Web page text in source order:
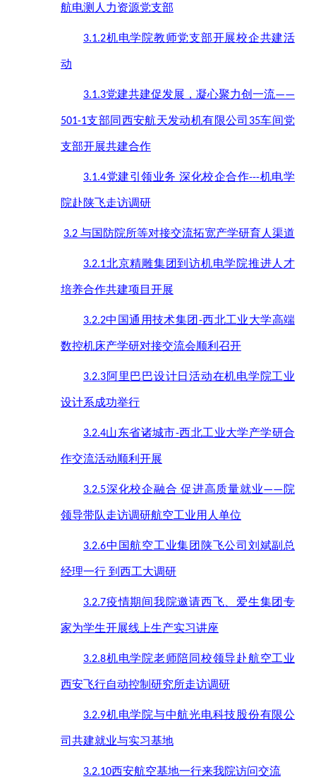
航电测人力资源党支部
3.1.2机电学院教师党支部开展校企共建活
动
3.1.3党建共建促发展，凝心聚力创一流——
501-1支部同西安航天发动机有限公司 35车间党
支部开展共建合作
3.1.4党建引领业务 深化校企合作---机电学
院赴陕飞走访调研
3.2 与国防院所等对接交流拓宽产学研育人渠道
3.2.1北京精雕集团到访机电学院推进人才
培养合作共建项目开展
3.2.2中国通用技术集团 -西北工业大学高端
数控机床产学研对接交流会顺利召开
3.2.3阿里巴巴设计日活动在机电学院工业
设计系成功举行
3.2.4山东省诸城市-西北工业大学产学研合
作交流活动顺利开展
3.2.5深化校企融合 促进高质量就业——院
领导带队走访调研航空工业用人单位
3.2.6中国航空工业集团陕飞公司刘斌副总
经理一行 到西工大调研
3.2.7疫情期间我院邀请西飞、爱生集团专
家为学生开展线上生产实习讲座
3.2.8机电学院老师陪同校领导赴航空工业
西安飞行自动控制研究所走访调研
3.2.9机电学院与中航光电科技股份有限公
司共建就业与实习基地
3.2.10西安航空基地一行来我院访问交流